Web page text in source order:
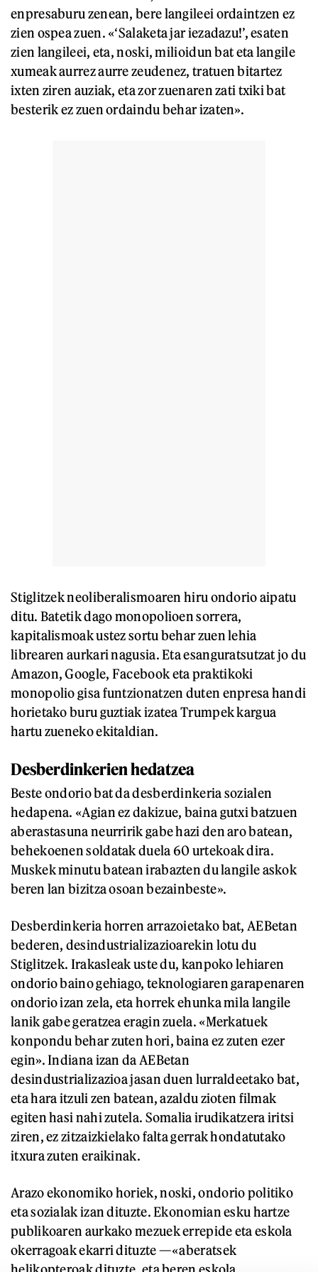
enpresaburu zenean, bere langileei ordaintzen ez
zien ospea zuen. «‘Salaketa jar iezadazu!’, esaten
zien langileei, eta, noski, milioidun bat eta langile
xumeak aurrez aurre zeudenez, tratuen bitartez
ixten ziren auziak, eta zor zuenaren zati txiki bat
besterik ez zuen ordaindu behar izaten».
Stiglitzek neoliberalismoaren hiru ondorio aipatu
ditu. Batetik dago monopolioen sorrera,
kapitalismoak ustez sortu behar zuen lehia
librearen aurkari nagusia. Eta esanguratsutzat jo du
Amazon, Google, Facebook eta praktikoki
monopolio gisa funtzionatzen duten enpresa handi
horietako buru guztiak izatea Trumpek kargua
hartu zueneko ekitaldian.
Desberdinkerien hedatzea
Beste ondorio bat da desberdinkeria sozialen
hedapena. «Agian ez dakizue, baina gutxi batzuen
aberastasuna neurririk gabe hazi den aro batean,
behekoenen soldatak duela 60 urtekoak dira.
Muskek minutu batean irabazten du langile askok
beren lan bizitza osoan bezainbeste».
Desberdinkeria horren arrazoietako bat, AEBetan
bederen, desindustrializazioarekin lotu du
Stiglitzek. Irakasleak uste du, kanpoko lehiaren
ondorio baino gehiago, teknologiaren garapenaren
ondorio izan zela, eta horrek ehunka mila langile
lanik gabe geratzea eragin zuela. «Merkatuek
konpondu behar zuten hori, baina ez zuten ezer
egin». Indiana izan da AEBetan
desindustrializazioa jasan duen lurraldeetako bat,
eta hara itzuli zen batean, azaldu zioten filmak
egiten hasi nahi zutela. Somalia irudikatzera iritsi
ziren, ez zitzaizkielako falta gerrak hondatutako
itxura zuten eraikinak.
Arazo ekonomiko horiek, noski, ondorio politiko
eta sozialak izan dituzte. Ekonomian esku hartze
publikoaren aurkako mezuek errepide eta eskola
okerragoak ekarri dituzte —«aberatsek
helikopteroak dituzte, eta beren eskola